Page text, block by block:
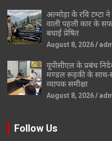
अल्मोड़ा के रवि टम्टा
वाली पहली कार के
बधाई प्रेषित
August 8, 2026
यूपीसीएल के प्रबंध
मण्डल रूड़की के साथ-
व्यापक समीक्षा
August 8, 2026
Follow Us